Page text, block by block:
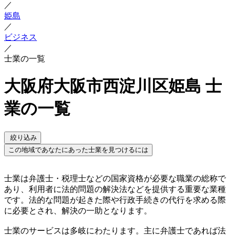
／
姫島
／
ビジネス
／
士業の一覧
大阪府大阪市西淀川区姫島 士
業の一覧
絞り込み
この地域であなたにあった士業を見つけるには
士業は弁護士・税理士などの国家資格が必要な職業の総称で
あり、利用者に法的問題の解決法などを提供する重要な業種
です。法的な問題が起きた際や行政手続きの代行を求める際
に必要とされ、解決の一助となります。
士業のサービスは多岐にわたります。主に弁護士であれば法